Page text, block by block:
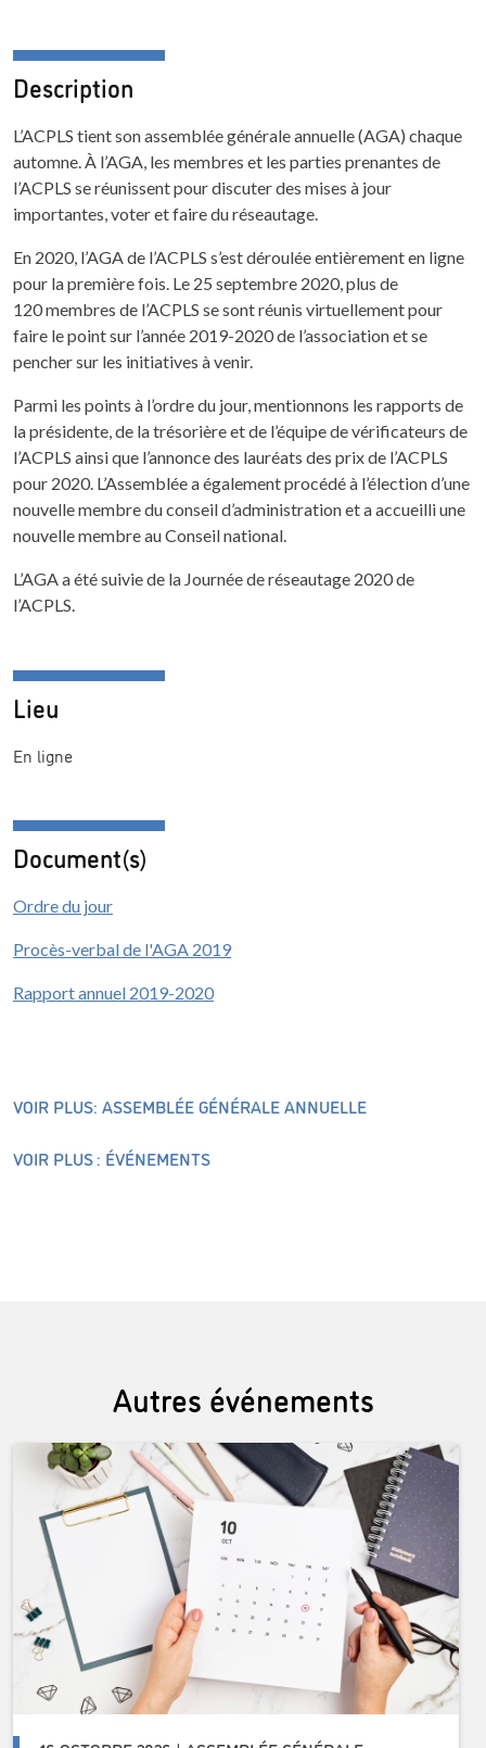
Description
L’ACPLS tient son assemblée générale annuelle (AGA) chaque
automne. À l’AGA, les membres et les parties prenantes de
l’ACPLS se réunissent pour discuter des mises à jour
importantes, voter et faire du réseautage.
En 2020, l’AGA de l’ACPLS s’est déroulée entièrement en ligne
pour la première fois. Le 25 septembre 2020, plus de
120 membres de l’ACPLS se sont réunis virtuellement pour
faire le point sur l’année 2019-2020 de l’association et se
pencher sur les initiatives à venir.
Parmi les points à l’ordre du jour, mentionnons les rapports de
la présidente, de la trésorière et de l’équipe de vérificateurs de
l’ACPLS ainsi que l’annonce des lauréats des prix de l’ACPLS
pour 2020. L’Assemblée a également procédé à l’élection d’une
nouvelle membre du conseil d’administration et a accueilli une
nouvelle membre au Conseil national.
L’AGA a été suivie de la Journée de réseautage 2020 de
l’ACPLS.
Lieu
En ligne
Document(s)
Ordre du jour
Procès-verbal de l'AGA 2019
Rapport annuel 2019-2020
VOIR PLUS: ASSEMBLÉE GÉNÉRALE ANNUELLE
VOIR PLUS : ÉVÉNEMENTS
Autres événements